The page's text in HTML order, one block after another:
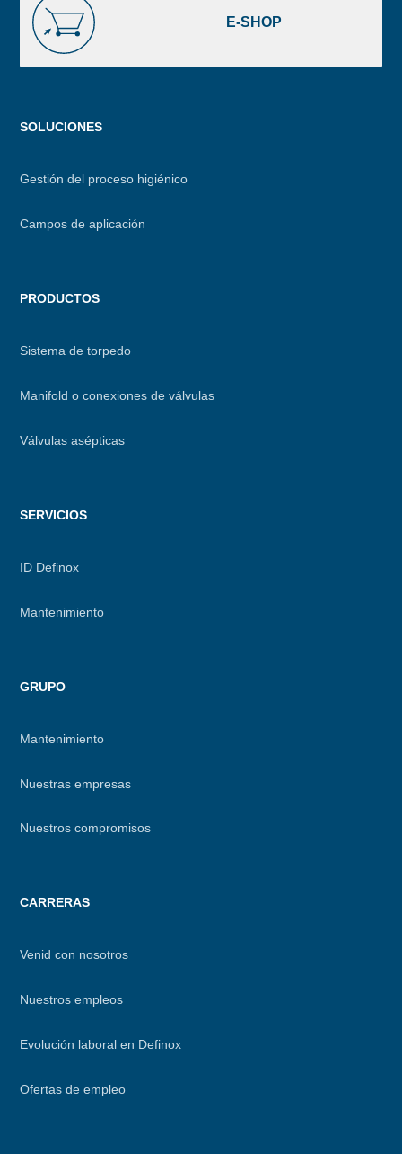
E-SHOP
SHOP
Menu
SOLUCIONES
Gestión del proceso higiénico
Campos de aplicación
PRODUCTOS
Sistema de torpedo
Manifold o conexiones de válvulas
Válvulas asépticas
SERVICIOS
ID Definox
Mantenimiento
GRUPO
Mantenimiento
Nuestras empresas
Nuestros compromisos
CARRERAS
Venid con nosotros
Nuestros empleos
Evolución laboral en Definox
Ofertas de empleo